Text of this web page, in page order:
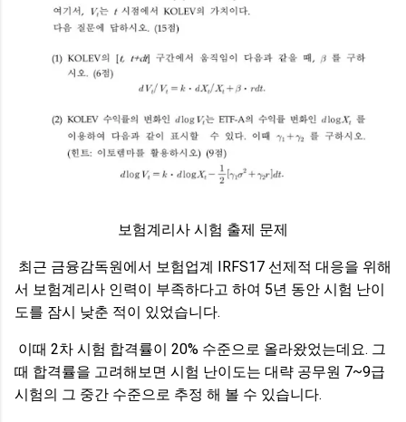
보험계리사 시험 출제 문제
최근 금융감독원에서 보험업계 IRFS17 선제적 대응을 위해
서 보험계리사 인력이 부족하다고 하여 5년 동안 시험 난이
도를 잠시 낮춘 적이 있었습니다.
이때 2차 시험 합격률이 20% 수준으로 올라왔었는데요. 그
때 합격률을 고려해보면 시험 난이도는 대략 공무원 7~9급
시험의 그 중간 수준으로 추정 해 볼 수 있습니다.